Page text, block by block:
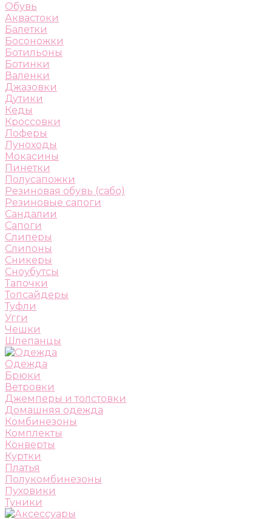
Обувь
Аквастоки
Балетки
Босоножки
Ботильоны
Ботинки
Валенки
Джазовки
Дутики
Кеды
Кроссовки
Лоферы
Луноходы
Мокасины
Пинетки
Полусапожки
Резиновая обувь (сабо)
Резиновые сапоги
Сандалии
Сапоги
Слиперы
Слипоны
Сникеры
Сноубутсы
Тапочки
Топсайдеры
Туфли
Угги
Чешки
Шлепанцы
Одежда
Брюки
Ветровки
Джемперы и толстовки
Домашняя одежда
Комбинезоны
Комплекты
Конверты
Куртки
Платья
Полукомбинезоны
Пуховики
Туники